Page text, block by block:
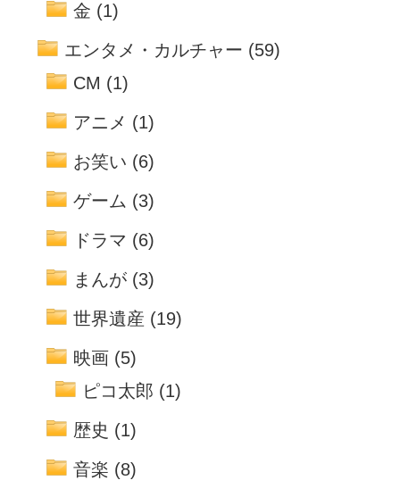
金 (1)
エンタメ・カルチャー (59)
CM (1)
アニメ (1)
お笑い (6)
ゲーム (3)
ドラマ (6)
まんが (3)
世界遺産 (19)
映画 (5)
ピコ太郎 (1)
歴史 (1)
音楽 (8)